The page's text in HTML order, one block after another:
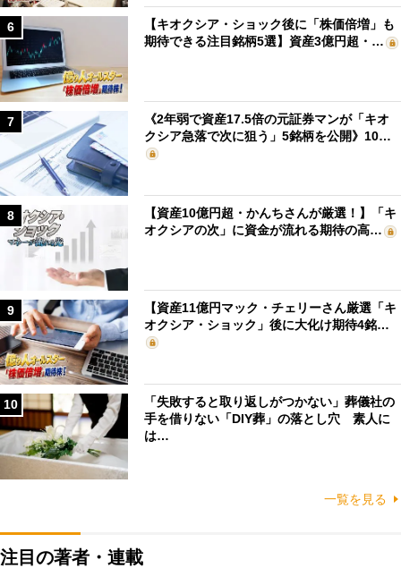
6
【キオクシア・ショック後に「株価倍増」も
期待できる注目銘柄5選】資産3億円超・…
7
《2年弱で資産17.5倍の元証券マンが「キオ
クシア急落で次に狙う」5銘柄を公開》10…
8
【資産10億円超・かんちさんが厳選！】「キ
オクシアの次」に資金が流れる期待の高…
9
【資産11億円マック・チェリーさん厳選「キ
オクシア・ショック」後に大化け期待4銘…
10
「失敗すると取り返しがつかない」葬儀社の
手を借りない「DIY葬」の落とし穴 素人に
は…
一覧を見る
注目の著者・連載